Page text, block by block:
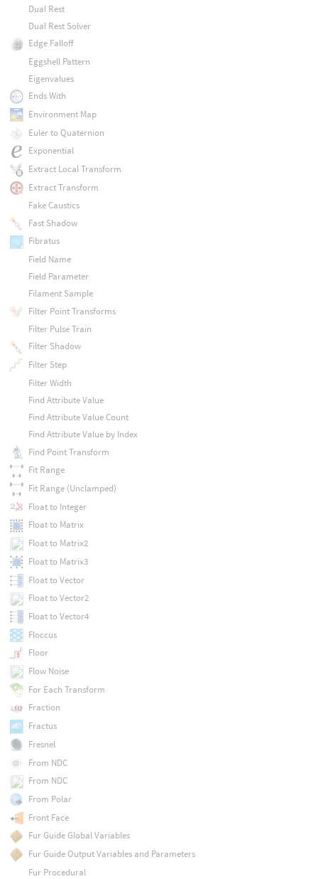
Dual Rest
Dual Rest Solver
Edge Falloff
Eggshell Pattern
Eigenvalues
Ends With
Environment Map
Euler to Quaternion
Exponential
Extract Local Transform
Extract Transform
Fake Caustics
Fast Shadow
Fibratus
Field Name
Field Parameter
Filament Sample
Filter Point Transforms
Filter Pulse Train
Filter Shadow
Filter Step
Filter Width
Find Attribute Value
Find Attribute Value Count
Find Attribute Value by Index
Find Point Transform
Fit Range
Fit Range (Unclamped)
Float to Integer
Float to Matrix
Float to Matrix2
Float to Matrix3
Float to Vector
Float to Vector2
Float to Vector4
Floccus
Floor
Flow Noise
For Each Transform
Fraction
Fractus
Fresnel
From NDC
From NDC
From Polar
Front Face
Fur Guide Global Variables
Fur Guide Output Variables and Parameters
Fur Procedural